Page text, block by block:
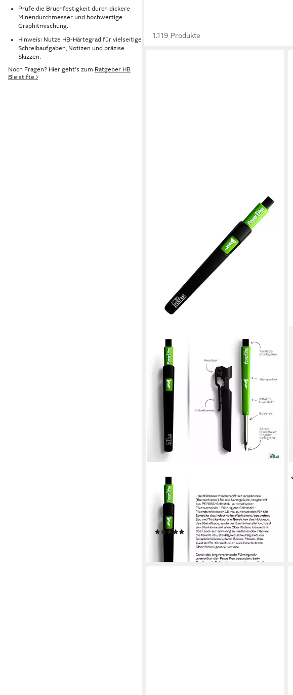
Prüfe die Bruchfestigkeit durch dickere
Minendurchmesser und hochwertige
Graphitmischung.
Hinweis: Nutze HB-Härtegrad für vielseitige
Schreibaufgaben, Notizen und präzise
Skizzen.
Noch Fragen? Hier geht's zum Ratgeber HB
Bleistifte ›
1.119 Produkte
Bleistift Original Jet-Fast Power Pen
Markierwerkzeug, extrem robust, für
alle Bereiche des industriellen
Markierens
14,90 €
lieferbar - in 3-4 Werktagen bei dir